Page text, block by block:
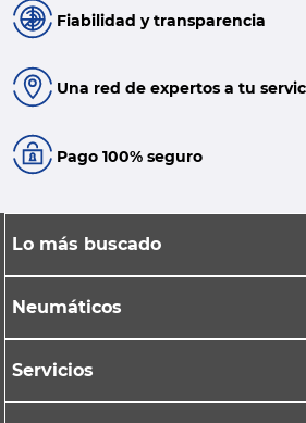
Fiabilidad y transparencia
Una red de expertos a tu
Pago 100% seguro
Lo más buscado
Neumáticos
Servicios